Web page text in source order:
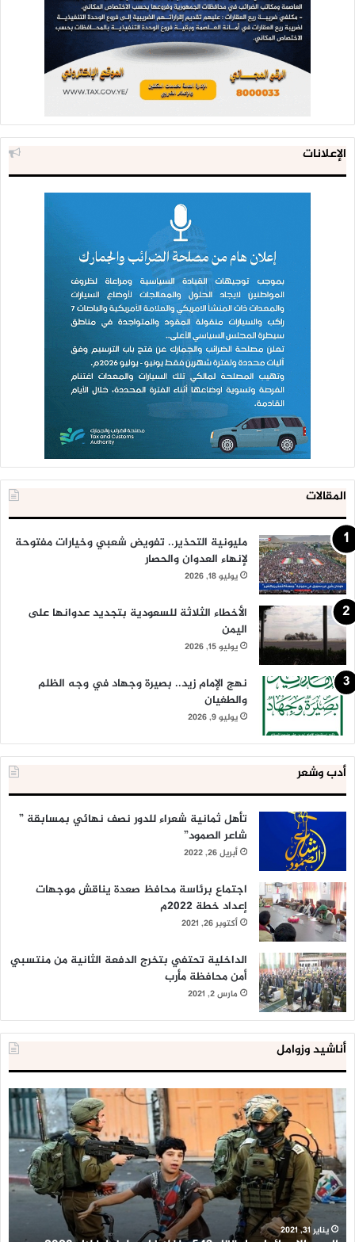
الإعلانات
المقالات
مليونية التحذير.. تفويض شعبي وخيارات مفتوحة
لإنهاء العدوان والحصار
يوليو 18, 2026
الأخطاء الثلاثة للسعودية بتجديد عدوانها على
اليمن
يوليو 15, 2026
نهج الإمام زيد.. بصيرة وجهاد في وجه الظلم
والطغيان
يوليو 9, 2026
أدب وشعر
تأهل ثمانية شعراء للدور نصف نهائي بمسابقة ”
شاعر الصمود”
أبريل 26, 2022
اجتماع برئاسة محافظ صعدة يناقش موجهات
إعداد خطة 2022م
أكتوبر 26, 2021
الداخلية تحتفي بتخرج الدفعة الثانية من منتسبي
أمن محافظة مأرب
مارس 2, 2021
أناشيد وزوامل
العدو
الإسرائيلي
اعتقل
543
طفلا
فلسطينيا
خلال
2020
يناير 31, 2021